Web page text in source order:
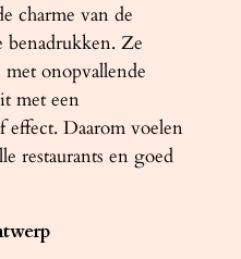
charme van de
benadrukken. Ze
onopvallende
met een
effect. Daarom voelen
restaurants en goed